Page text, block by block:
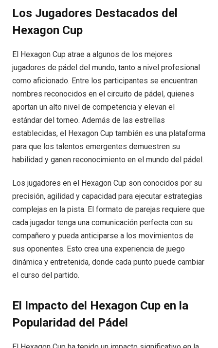
Los Jugadores Destacados del
Hexagon Cup
El Hexagon Cup atrae a algunos de los mejores
jugadores de pádel del mundo, tanto a nivel profesional
como aficionado. Entre los participantes se encuentran
nombres reconocidos en el circuito de pádel, quienes
aportan un alto nivel de competencia y elevan el
estándar del torneo. Además de las estrellas
establecidas, el Hexagon Cup también es una plataforma
para que los talentos emergentes demuestren su
habilidad y ganen reconocimiento en el mundo del pádel.
Los jugadores en el Hexagon Cup son conocidos por su
precisión, agilidad y capacidad para ejecutar estrategias
complejas en la pista. El formato de parejas requiere que
cada jugador tenga una comunicación perfecta con su
compañero y pueda anticiparse a los movimientos de
sus oponentes. Esto crea una experiencia de juego
dinámica y entretenida, donde cada punto puede cambiar
el curso del partido.
El Impacto del Hexagon Cup en la
Popularidad del Pádel